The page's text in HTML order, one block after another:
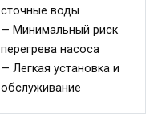
сточные воды
— Минимальный риск
перегрева насоса
— Легкая установка и
обслуживание